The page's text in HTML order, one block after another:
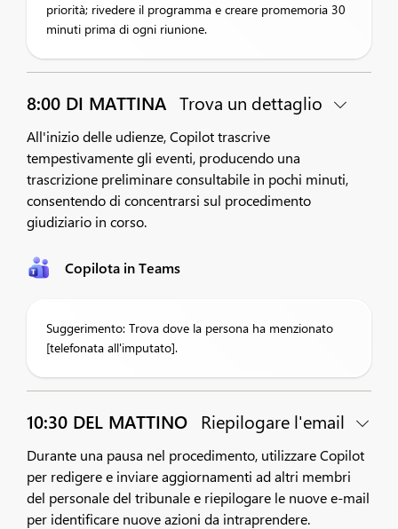
priorità; rivedere il programma e creare promemoria 30
minuti prima di ogni riunione.
8:00 DI MATTINA Trova un dettaglio
All'inizio delle udienze, Copilot trascrive
tempestivamente gli eventi, producendo una
trascrizione preliminare consultabile in pochi minuti,
consentendo di concentrarsi sul procedimento
giudiziario in corso.
Copilota in Teams
Suggerimento: Trova dove la persona ha menzionato
[telefonata all'imputato].
10:30 DEL MATTINO Riepilogare l'email
Durante una pausa nel procedimento, utilizzare Copilot
per redigere e inviare aggiornamenti ad altri membri
del personale del tribunale e riepilogare le nuove e-mail
per identificare nuove azioni da intraprendere.